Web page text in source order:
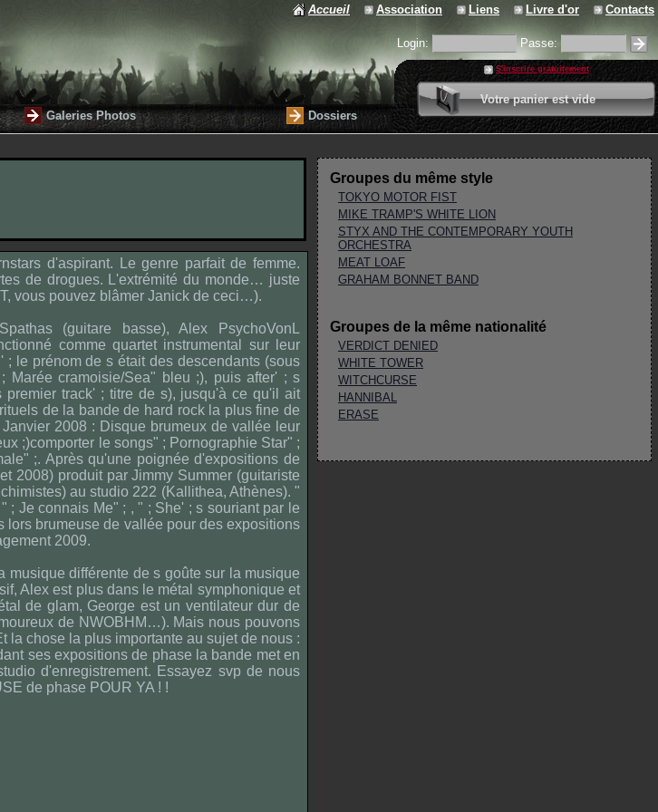
Accueil Association Liens Livre d'or Contacts
Login: Passe:
S'inscrire gratuitement
Votre panier est vide
0 article
Valider votre panier
Galeries Photos Dossiers
Groupes du même style
TOKYO MOTOR FIST
MIKE TRAMP'S WHITE LION
STYX AND THE CONTEMPORARY YOUTH
ORCHESTRA
MEAT LOAF
GRAHAM BONNET BAND
Groupes de la même nationalité
VERDICT DENIED
WHITE TOWER
WITCHCURSE
HANNIBAL
ERASE
d'aspirant. Le genre parfait de femme.
de drogues. L'extrémité du monde… juste
vous pouvez blâmer Janick de ceci…).
(guitare basse), Alex PsychoVonL
comme quartet instrumental sur leur
le prénom de s était des descendants (sous
cramoisie/Sea" bleu ;), puis after' ; s
track' ; titre de s), jusqu'à ce qu'il ait
de la bande de hard rock la plus fine de
2008 : Disque brumeux de vallée leur
;)comporter le songs" ; Pornographie Star" ;
;. Après qu'une poignée d'expositions de
2008) produit par Jimmy Summer (guitariste
au studio 222 (Kallithea, Athènes). "
; Je connais Me" ; , " ; She' ; s souriant par le
lors brumeuse de vallée pour des expositions
2009.
musique différente de s goûte sur la musique
Alex est plus dans le métal symphonique et
de glam, George est un ventilateur dur de
de NWOBHM…). Mais nous pouvons
la chose la plus importante au sujet de nous :
ses expositions de phase la bande met en
d'enregistrement. Essayez svp de nous
de phase POUR YA ! !